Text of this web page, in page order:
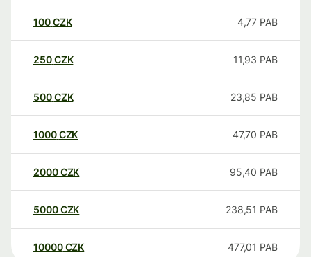
100CZK 4,77 PAB
250CZK 11,93 PAB
500CZK 23,85 PAB
1000CZK 47,70 PAB
2000CZK 95,40 PAB
5000CZK 238,51 PAB
10000 CZK 477,01 PAB